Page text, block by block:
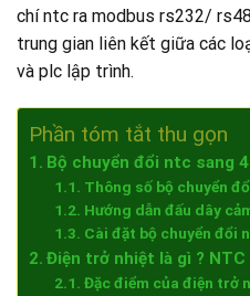
chí ntc ra modbus rs232/
trung gian liên kết giữa các
và plc lập trình.
Phần tóm tắt thu gọn
Bộ chuyển đổi ntc sang
Thông số bộ chuyển
Hướng dẫn đấu dây
Cài đặt bộ chuyển đổi
Điện trở nhiệt là gì ? NTC
Đặc điểm của điện trở